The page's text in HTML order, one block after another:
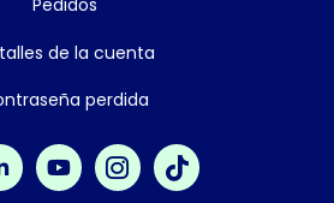
Pedidos
de la cuenta
perdida